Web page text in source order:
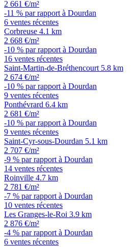
2 661 €/m²
-11 % par rapport à Dourdan
6 ventes récentes
Corbreuse 4.1 km
2 668 €/m²
-10 % par rapport à Dourdan
16 ventes récentes
Saint-Martin-de-Bréthencourt 5.8 km
2 674 €/m²
-10 % par rapport à Dourdan
9 ventes récentes
Ponthévrard 6.4 km
2 681 €/m²
-10 % par rapport à Dourdan
9 ventes récentes
Saint-Cyr-sous-Dourdan 5.1 km
2 707 €/m²
-9 % par rapport à Dourdan
14 ventes récentes
Roinville 4.7 km
2 781 €/m²
-7 % par rapport à Dourdan
10 ventes récentes
Les Granges-le-Roi 3.9 km
2 876 €/m²
-4 % par rapport à Dourdan
6 ventes récentes